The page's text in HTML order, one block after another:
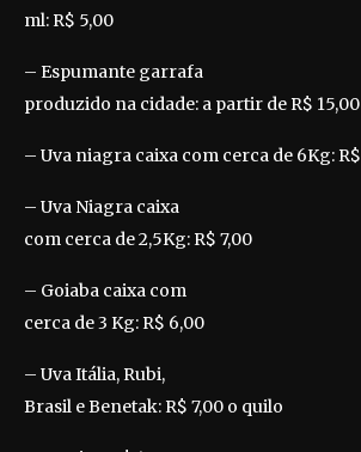
ml: R$ 5,00
– Espumante garrafa
produzido na cidade: a partir de R$ 15,00
– Uva niagra caixa com cerca de 6Kg: R$
– Uva Niagra caixa
com cerca de 2,5Kg: R$ 7,00
– Goiaba caixa com
cerca de 3 Kg: R$ 6,00
– Uva Itália, Rubi,
Brasil e Benetak: R$ 7,00 o quilo